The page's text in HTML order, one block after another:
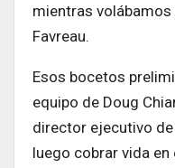
mientras volábamos
Favreau.
Esos bocetos
equipo de Doug
director ejecutivo
luego cobrar vida